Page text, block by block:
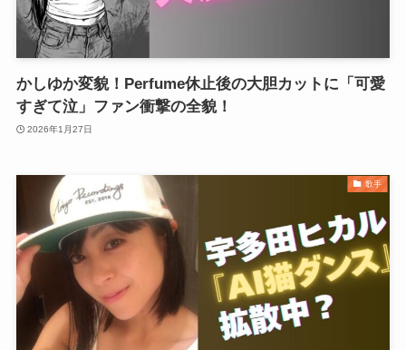
かしゆか変貌！Perfume休止後の大胆カットに「可愛
すぎて泣」ファン衝撃の全貌！
2026年1月27日
歌手